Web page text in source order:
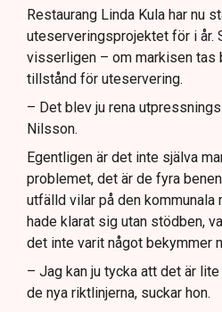
Restaurang Linda Kula har nu
uteserveringsprojektet för i år.
visserligen – om markisen tas
tillstånd för uteservering.
– Det blev ju rena
Nilsson.
Egentligen är det inte själva
problemet, det är de fyra
utfälld vilar på den kommunala
hade klarat sig utan stödben,
det inte varit något bekymmer
– Jag kan ju tycka att det är
de nya riktlinjerna, suckar hon.